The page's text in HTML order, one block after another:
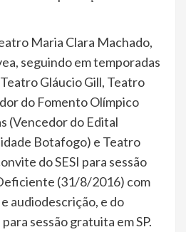
Maria Clara Machado,
seguindo em temporadas
Gláucio Gill, Teatro
do Fomento Olímpico
(Vencedor do Edital
Botafogo) e Teatro
do SESI para sessão
(31/8/2016) com
audiodescrição, e do
sessão gratuita em SP.